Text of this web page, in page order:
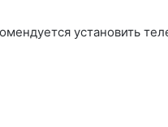
установить